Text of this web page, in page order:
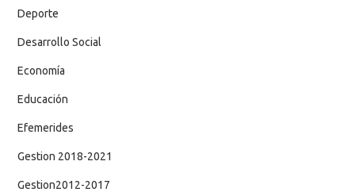
Deporte
Desarrollo Social
Economía
Educación
Efemerides
Gestion 2018-2021
Gestion2012-2017